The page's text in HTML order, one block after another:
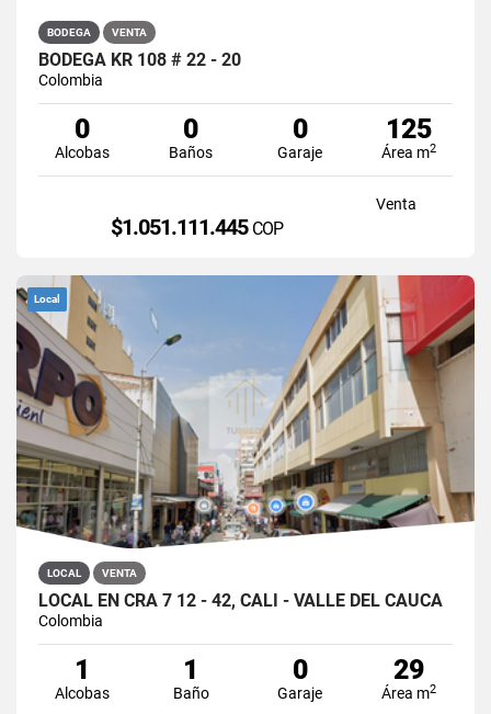
BODEGA VENTA
BODEGA KR 108 # 22 - 20
Colombia
0
Alcobas
0
Baños
0
Garaje
125
Área m2
Venta
$1.051.111.445 COP
Local
LOCAL VENTA
LOCAL EN CRA 7 12 - 42, CALI - VALLE DEL CAUCA
Colombia
1
Alcobas
1
Baño
0
Garaje
29
Área m2